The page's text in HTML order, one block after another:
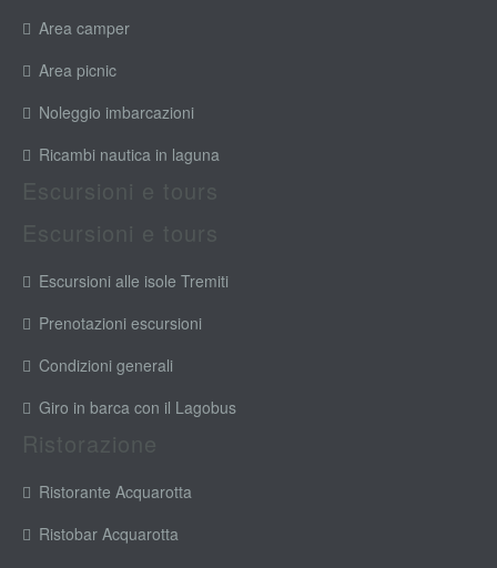
Area camper
Area picnic
Noleggio imbarcazioni
Ricambi nautica in laguna
Escursioni alle isole Tremiti
Prenotazioni escursioni
Condizioni generali
Giro in barca con il Lagobus
Ristorante Acquarotta
Ristobar Acquarotta